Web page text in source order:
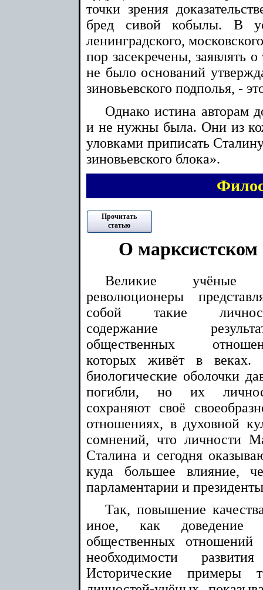
точки зрения
бред сивой кобылы. В
ленинградского,
пор засекречены, заявлять
не было оснований
зиновьевского подполья, -
Однако истина авторам
и не нужны была. Они из
уловками приписать
зиновьевского блока».
Прочитать
статью
О марксистском
Великие
революционеры
собой такие
содержание
общественных
которых живёт в веках.
биологические оболочки
погибли, но их
сохраняют своё
отношениях, в духовной
сомнений, что личности
Сталина и сегодня
куда большее влияние,
парламентарии и
Так, повышение
иное, как доведение
общественных отношений
необходимости
Исторические примеры